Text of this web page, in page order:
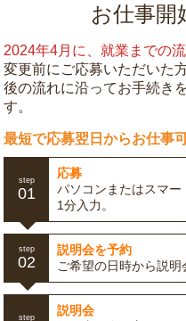
お仕事開
2024年4月に、就業までの
変更前にご応募いただいた
後の流れに沿ってお手続き
す。
最短で応募翌日からお仕事
step
01
応募
パソコンまたはスマー
1分入力。
step
02
説明会を予約
ご希望の日時から説明
step
説明会